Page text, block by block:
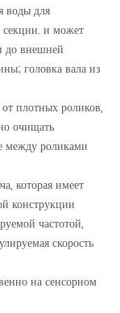
воды для
секции. и может
до внешней
головка вала из
плотных роликов,
очищать
между роликами
которая имеет
конструкции
частотой,
скорость
на сенсорном